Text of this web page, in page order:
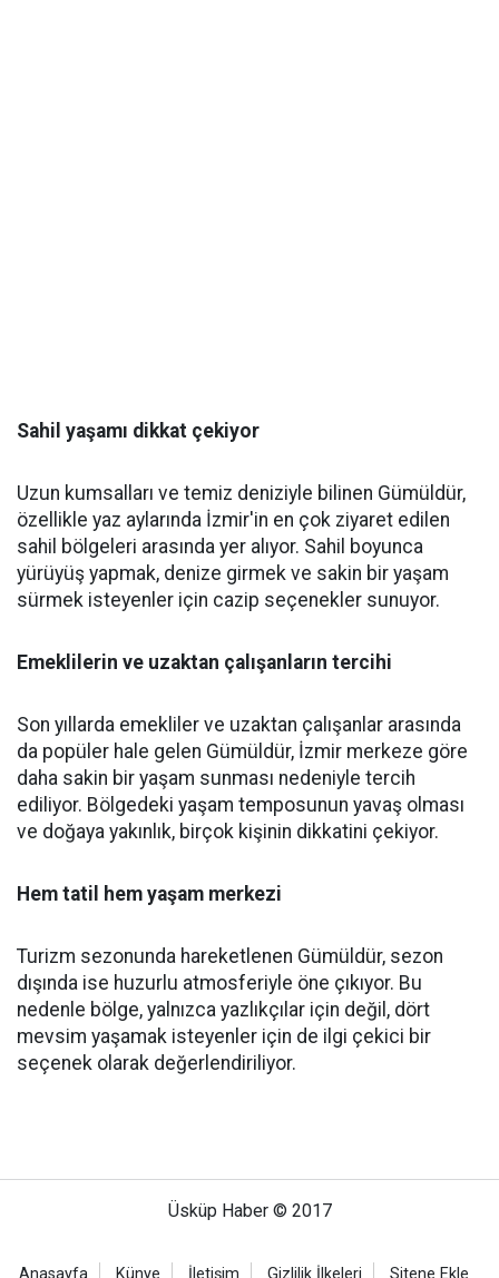
Sahil yaşamı dikkat çekiyor
Uzun kumsalları ve temiz deniziyle bilinen Gümüldür,
özellikle yaz aylarında İzmir'in en çok ziyaret edilen
sahil bölgeleri arasında yer alıyor. Sahil boyunca
yürüyüş yapmak, denize girmek ve sakin bir yaşam
sürmek isteyenler için cazip seçenekler sunuyor.
Emeklilerin ve uzaktan çalışanların tercihi
Son yıllarda emekliler ve uzaktan çalışanlar arasında
da popüler hale gelen Gümüldür, İzmir merkeze göre
daha sakin bir yaşam sunması nedeniyle tercih
ediliyor. Bölgedeki yaşam temposunun yavaş olması
ve doğaya yakınlık, birçok kişinin dikkatini çekiyor.
Hem tatil hem yaşam merkezi
Turizm sezonunda hareketlenen Gümüldür, sezon
dışında ise huzurlu atmosferiyle öne çıkıyor. Bu
nedenle bölge, yalnızca yazlıkçılar için değil, dört
mevsim yaşamak isteyenler için de ilgi çekici bir
seçenek olarak değerlendiriliyor.
Üsküp Haber © 2017
Anasayfa Künye İletişim Gizlilik İlkeleri Sitene Ekle